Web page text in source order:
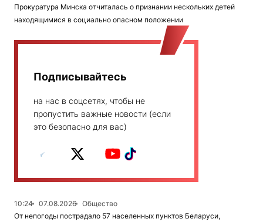
Прокуратура Минска отчиталась о признании нескольких детей
находящимися в социально опасном положении
Подписывайтесь
на нас в соцсетях, чтобы не
пропустить важные новости (если
это безопасно для вас)
10:24 07.08.2026
Общество
От непогоды пострадало 57 населенных пунктов Беларуси,